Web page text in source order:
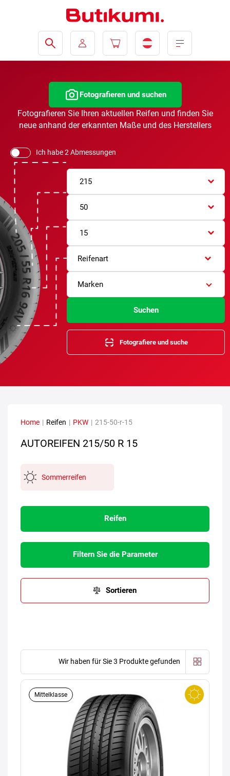
Fotografieren und suchen
Fotografieren Sie Ihren aktuellen Reifen und finden Sie
neue anhand der erkannten Maße und des Herstellers
Ich habe 2 Abmessungen
215
50
15
Reifenart
Marken
Suchen
Fotografiere und suche
Home | Reifen | PKW | 215-50-r-15
AUTOREIFEN 215/50 R 15
Sommerreifen
Reifen
Filtern Sie die Parameter
Sortieren
Wir haben für Sie 3 Produkte gefunden
Mittelklasse